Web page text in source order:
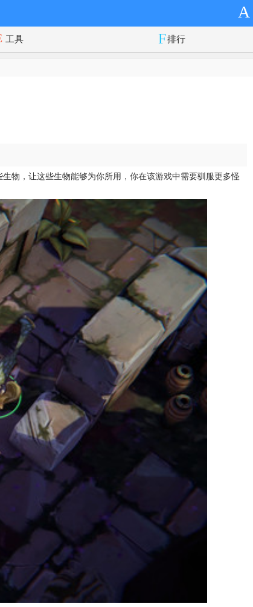
A
工具 排行
物，让这些生物能够为你所用，你在该游戏中需要驯服更多怪